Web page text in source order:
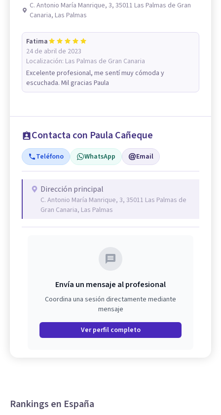
C. Antonio María Manrique, 3, 35011 Las Palmas de Gran
Canaria, Las Palmas
Fatima
24 de abril de 2023
Localización: Las Palmas de Gran Canaria
Excelente profesional, me sentí muy cómoda y
escuchada. Mil gracias Paula
Contacta con Paula Cañeque
Teléfono WhatsApp Email
Dirección principal
C. Antonio María Manrique, 3, 35011 Las Palmas de
Gran Canaria, Las Palmas
Envía un mensaje al profesional
Coordina una sesión directamente mediante
mensaje
Ver perfil completo
Rankings en España